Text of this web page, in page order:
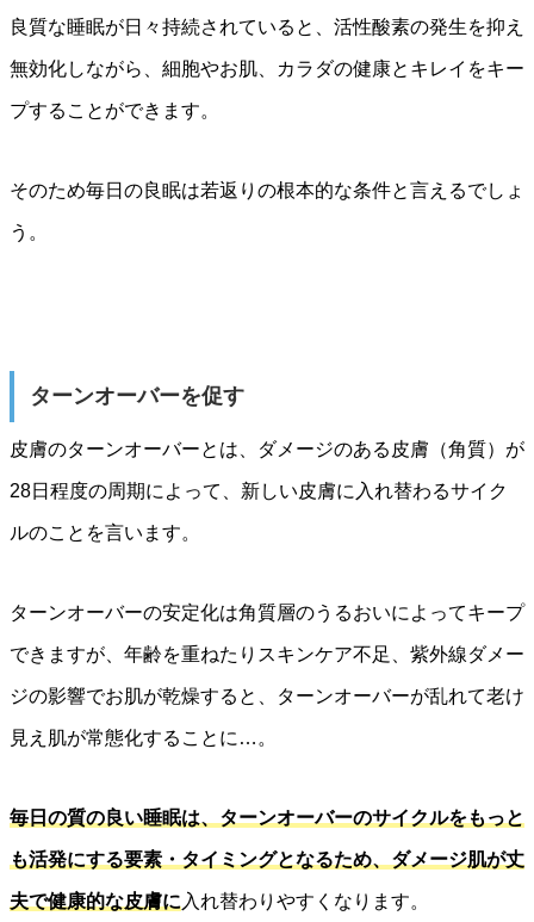
良質な睡眠が日々持続されていると、活性酸素の発生を抑え
無効化しながら、細胞やお肌、カラダの健康とキレイをキー
プすることができます。
そのため毎日の良眠は若返りの根本的な条件と言えるでしょ
う。
ターンオーバーを促す
皮膚のターンオーバーとは、ダメージのある皮膚（角質）が
28日程度の周期によって、新しい皮膚に入れ替わるサイク
ルのことを言います。
ターンオーバーの安定化は角質層のうるおいによってキープ
できますが、年齢を重ねたりスキンケア不足、紫外線ダメー
ジの影響でお肌が乾燥すると、ターンオーバーが乱れて老け
見え肌が常態化することに…。
毎日の質の良い睡眠は、ターンオーバーのサイクルをもっと
も活発にする要素・タイミングとなるため、ダメージ肌が丈
夫で健康的な皮膚に 入れ替わりやすくなります。